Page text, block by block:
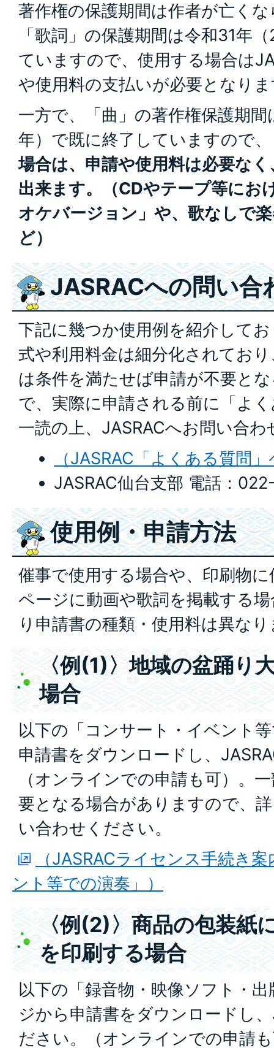
著作権の保護期間は作者が亡く
「歌詞」の保護期間は令和31年
ていますので、使用する場合は
や使用料の支払いが必要となり
一方で、「曲」の著作権保護期
年）で既に終了していますので、
場合は、申請や使用料は必要な
出来ます。（CDやテープ等にお
オケバージョ ン」や、歌なしで
ど）
JASRACへの問い合
下記に幾つか使用例を紹介して
式や利用料金は細分化されてお
は条件を満たせば申請が不要と
で、実際に申請される前に「よ
一読の上、JASRACへお問い合
（JASRAC「よくある質問
JASRAC仙台支部 電話：
使用例・申請方法
催事で使用する場合や、印刷物
ページに動画や歌詞を掲載する
り申請書の種類・使用料は異な
〈例(1)〉地域の盆踊り
場合
以下の「コンサート・イベント
申請書をダウンロードし、
（オンラインでの申請も可）。
要となる場合がありますので、
い合わせください。
（JASRACライセンス手続き
ント等での演奏」）
〈例(2)〉商品の包装紙
を印刷する場合
以下の「録音物・映像ソフト・
ジから申請書をダウンロードし
ださい。（オンラインでの申請